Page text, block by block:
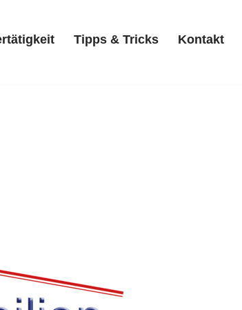
Tipps & Tricks Kontakt